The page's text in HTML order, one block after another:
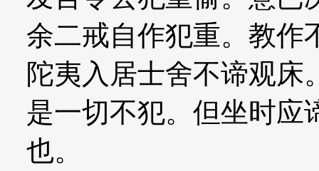
余二戒自作犯重。教作
陀夷入居士舍不谛观床
是一切不犯。但坐时应
也。